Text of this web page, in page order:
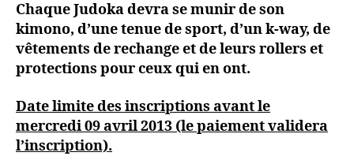
Chaque Judoka devra se munir de son
kimono, d’une tenue de sport, d’un k-way, de
vêtements de rechange et de leurs rollers et
protections pour ceux qui en ont.
Date limite des inscriptions avant le
mercredi 09 avril 2013 (le paiement validera
l’inscription).